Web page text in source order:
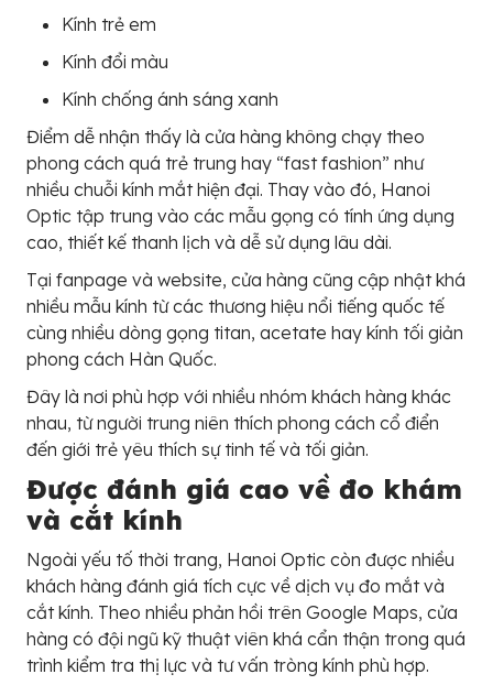
Kính trẻ em
Kính đổi màu
Kính chống ánh sáng xanh
Điểm dễ nhận thấy là cửa hàng không chạy theo
phong cách quá trẻ trung hay “fast fashion” như
nhiều chuỗi kính mắt hiện đại. Thay vào đó, Hanoi
Optic tập trung vào các mẫu gọng có tính ứng dụng
cao, thiết kế thanh lịch và dễ sử dụng lâu dài.
Tại fanpage và website, cửa hàng cũng cập nhật khá
nhiều mẫu kính từ các thương hiệu nổi tiếng quốc tế
cùng nhiều dòng gọng titan, acetate hay kính tối giản
phong cách Hàn Quốc.
Đây là nơi phù hợp với nhiều nhóm khách hàng khác
nhau, từ người trung niên thích phong cách cổ điển
đến giới trẻ yêu thích sự tinh tế và tối giản.
Được đánh giá cao về đo khám
và cắt kính
Ngoài yếu tố thời trang, Hanoi Optic còn được nhiều
khách hàng đánh giá tích cực về dịch vụ đo mắt và
cắt kính. Theo nhiều phản hồi trên Google Maps, cửa
hàng có đội ngũ kỹ thuật viên khá cẩn thận trong quá
trình kiểm tra thị lực và tư vấn tròng kính phù hợp.